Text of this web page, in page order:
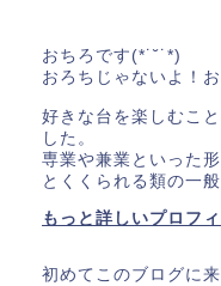
おちろです(*˙˘˙*)
おろちじゃないよ！お
好きな台を楽しむこ
した。
専業や兼業といった
とくくられる類の一般
もっと詳しいプロフ
初めてこのブログに